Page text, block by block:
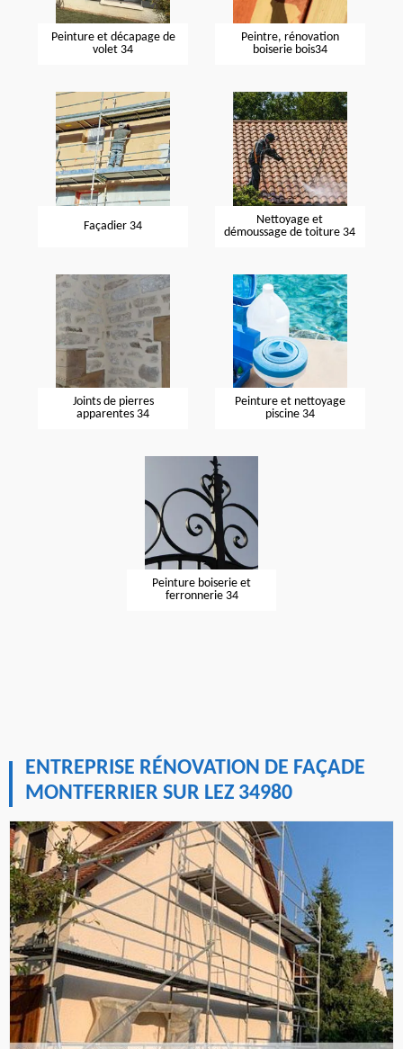
Peinture et décapage de
volet 34
Peintre, rénovation
boiserie bois34
Façadier 34
Nettoyage et
démoussage de toiture 34
Joints de pierres
apparentes 34
Peinture et nettoyage
piscine 34
Peinture boiserie et
ferronnerie 34
ENTREPRISE RÉNOVATION DE FAÇADE
MONTFERRIER SUR LEZ 34980